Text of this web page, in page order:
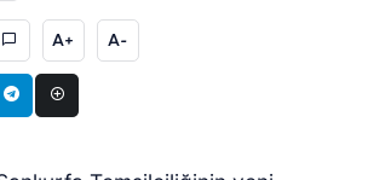
A+ A-